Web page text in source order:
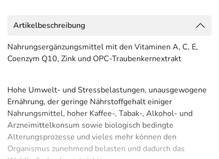
Artikelbeschreibung
Nahrungsergänzungsmittel mit den Vitaminen A, C, E,
Coenzym Q10, Zink und OPC-Traubenkernextrakt
Hohe Umwelt- und Stressbelastungen, unausgewogene
Ernährung, der geringe Nährstoffgehalt einiger
Nahrungsmittel, hoher Kaffee-, Tabak-, Alkohol- und
Arzneimittelkonsum sowie biologisch bedingte
Alterungsprozesse und vieles mehr können den
Organismus zunehmend belasten und dadurch das